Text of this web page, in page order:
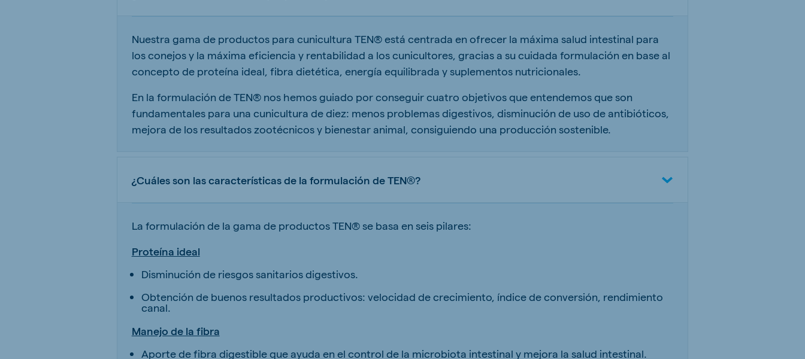
Nuestra gama de productos para cunicultura TEN® está centrada en ofrecer la máxima salud intestinal para
los conejos y la máxima eficiencia y rentabilidad a los cunicultores, gracias a su cuidada formulación en base al
concepto de proteína ideal, fibra dietética, energía equilibrada y suplementos nutricionales.
En la formulación de TEN® nos hemos guiado por conseguir cuatro objetivos que entendemos que son
fundamentales para una cunicultura de diez: menos problemas digestivos, disminución de uso de antibióticos,
mejora de los resultados zootécnicos y bienestar animal, consiguiendo una producción sostenible.
¿Cuáles son las características de la formulación de TEN®?
La formulación de la gama de productos TEN® se basa en seis pilares:
Proteína ideal
Disminución de riesgos sanitarios digestivos.
Obtención de buenos resultados productivos: velocidad de crecimiento, índice de conversión, rendimiento
canal.
Manejo de la fibra
Aporte de fibra digestible que ayuda en el control de la microbiota intestinal y mejora la salud intestinal.